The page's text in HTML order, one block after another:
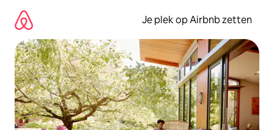
direct
naar
inhoud
Je plek op Airbnb zetten